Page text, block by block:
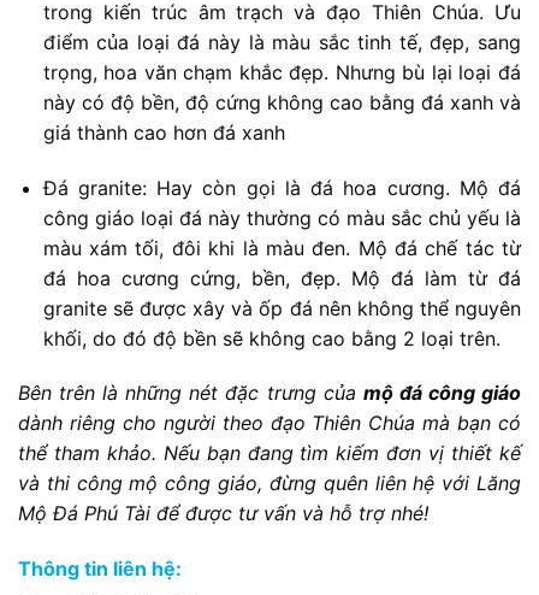
trong kiến trúc âm trạch và đạo Thiên Chúa. Ưu
điểm của loại đá này là màu sắc tinh tế, đẹp, sang
trọng, hoa văn chạm khắc đẹp. Nhưng bù lại loại đá
này có độ bền, độ cứng không cao bằng đá xanh và
giá thành cao hơn đá xanh
Đá granite: Hay còn gọi là đá hoa cương. Mộ đá
công giáo loại đá này thường có màu sắc chủ yếu là
màu xám tối, đôi khi là màu đen. Mộ đá chế tác từ
đá hoa cương cứng, bền, đẹp. Mộ đá làm từ đá
granite sẽ được xây và ốp đá nên không thể nguyên
khối, do đó độ bền sẽ không cao bằng 2 loại trên.
Bên trên là những nét đặc trưng của mộ đá công giáo
dành riêng cho người theo đạo Thiên Chúa mà bạn có
thể tham khảo. Nếu bạn đang tìm kiếm đơn vị thiết kế
và thi công mộ công giáo, đừng quên liên hệ với Lăng
Mộ Đá Phú Tài để được tư vấn và hỗ trợ nhé!
Thông tin liên hệ: